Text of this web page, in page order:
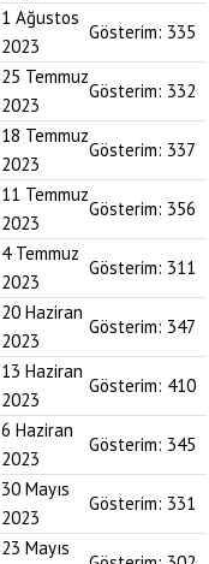
1 Ağustos
2023
Gösterim: 335
25 Temmuz
2023
Gösterim: 332
18 Temmuz
2023
Gösterim: 337
11 Temmuz
2023
Gösterim: 356
4 Temmuz
2023
Gösterim: 311
20 Haziran
2023
Gösterim: 347
13 Haziran
2023
Gösterim: 410
6 Haziran
2023
Gösterim: 345
30 Mayıs
2023
Gösterim: 331
23 Mayıs